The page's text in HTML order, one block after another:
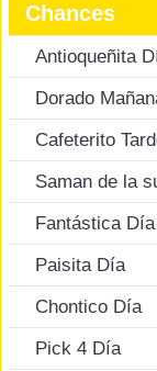
Chances
Antioqueñita
Dorado
Cafeterito
Saman de la
Fantástica Día
Paisita Día
Chontico Día
Pick 4 Día